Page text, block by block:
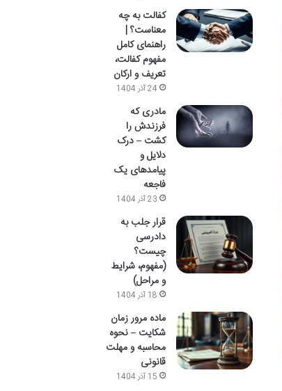
کفالت به چه
معناست؟ |
راهنمای کامل
مفهوم کفالت،
تعریف و ارکان
24 آذر 1404
مادری که
فرزندش را
کشت – درک
دلایل و
پیامدهای یک
فاجعه
23 آذر 1404
قرار جلب به
دادرسی
چیست؟
(مفهوم، شرایط
و مراحل)
18 آذر 1404
ماده مرور زمان
شکایت – نحوه
محاسبه و مهلت
قانونی
15 آذر 1404